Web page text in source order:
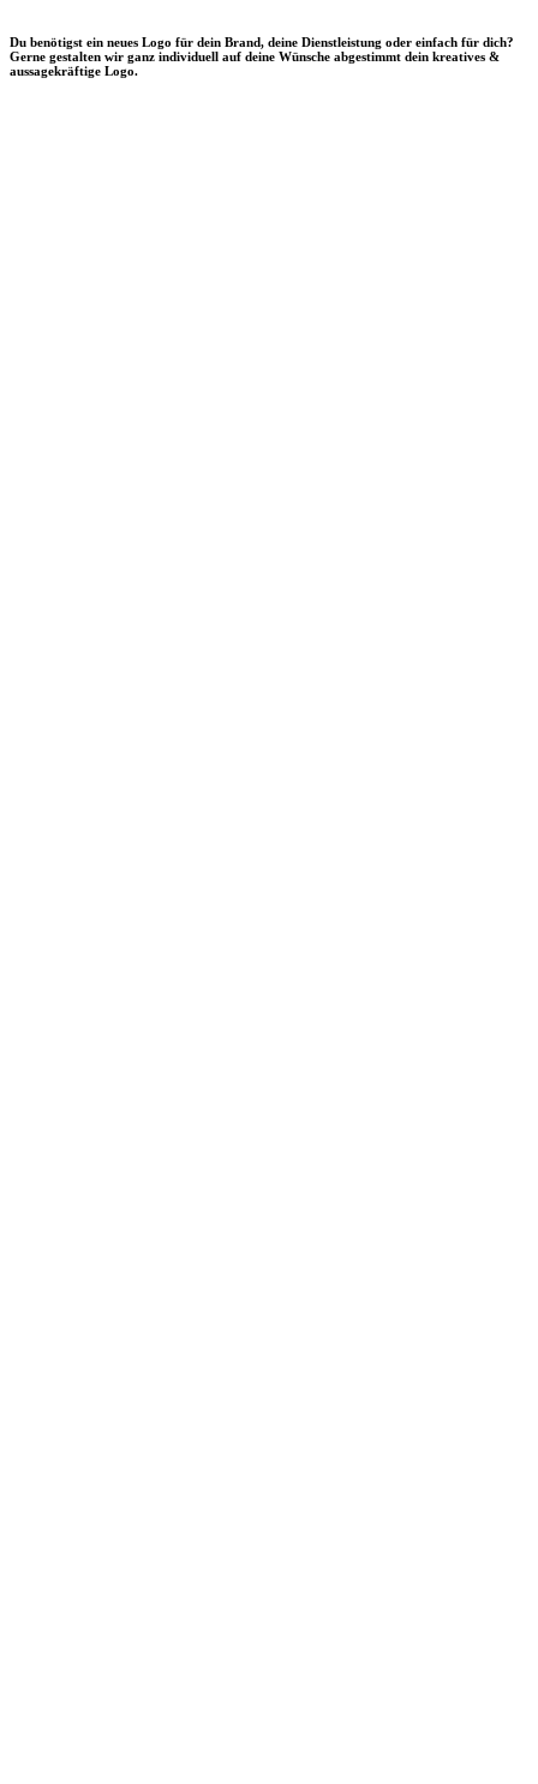
Du benötigst ein neues Logo für dein Brand, deine Dienstleistung oder einfach für dich?
Gerne gestalten wir ganz individuell auf deine Wünsche abgestimmt dein kreatives &
aussagekräftige Logo.